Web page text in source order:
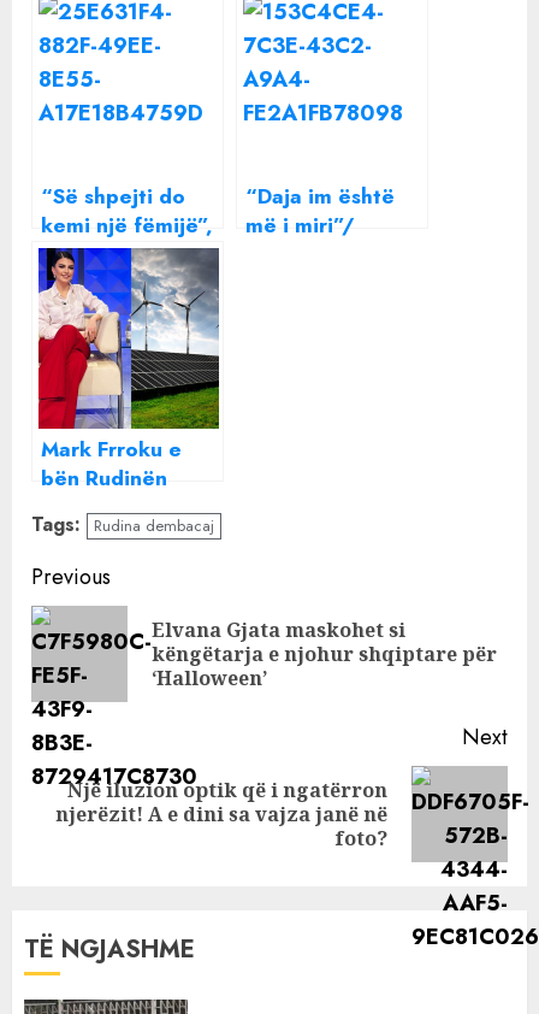
“Së shpejti do
kemi një fëmijë”,
Rudina Dembacaj
i jep Mark Frrokut
lajmin e ëmbël
“Daja im është
më i miri”/
Mark Frroku e
bën Rudinën
biznesmene,
investimi i madh
që po bën
Tags: Rudina dembacaj
Continue
Reading
Previous
Elvana Gjata maskohet si
këngëtarja e njohur shqiptare për
‘Halloween’
Next
Next
Një iluzion oрtik që i ngatërron
njerëzit! A e dini ѕa vajza janë në
foto?
TË NGJASHME